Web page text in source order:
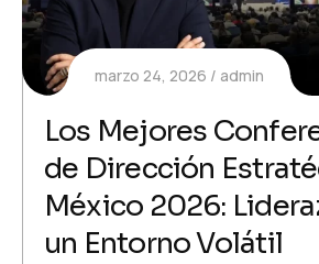
marzo 24, 2026 admin
Los Mejores
de Dirección
México 2026:
un Entorno Volátil